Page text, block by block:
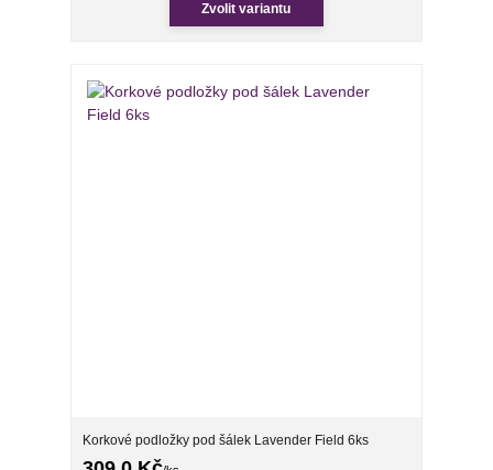
Zvolit variantu
Korkové podložky pod šálek Lavender Field 6ks